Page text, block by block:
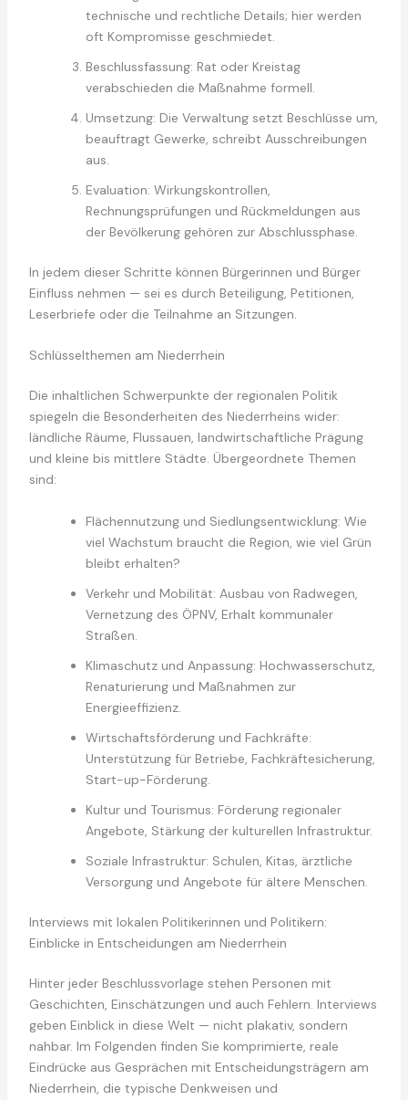
technische und rechtliche Details; hier werden
oft Kompromisse geschmiedet.
Beschlussfassung: Rat oder Kreistag
verabschieden die Maßnahme formell.
Umsetzung: Die Verwaltung setzt Beschlüsse um,
beauftragt Gewerke, schreibt Ausschreibungen
aus.
Evaluation: Wirkungskontrollen,
Rechnungsprüfungen und Rückmeldungen aus
der Bevölkerung gehören zur Abschlussphase.
In jedem dieser Schritte können Bürgerinnen und Bürger
Einfluss nehmen — sei es durch Beteiligung, Petitionen,
Leserbriefe oder die Teilnahme an Sitzungen.
Schlüsselthemen am Niederrhein
Die inhaltlichen Schwerpunkte der regionalen Politik
spiegeln die Besonderheiten des Niederrheins wider:
ländliche Räume, Flussauen, landwirtschaftliche Prägung
und kleine bis mittlere Städte. Übergeordnete Themen
sind:
Flächennutzung und Siedlungsentwicklung: Wie
viel Wachstum braucht die Region, wie viel Grün
bleibt erhalten?
Verkehr und Mobilität: Ausbau von Radwegen,
Vernetzung des ÖPNV, Erhalt kommunaler
Straßen.
Klimaschutz und Anpassung: Hochwasserschutz,
Renaturierung und Maßnahmen zur
Energieeffizienz.
Wirtschaftsförderung und Fachkräfte:
Unterstützung für Betriebe, Fachkräftesicherung,
Start-up-Förderung.
Kultur und Tourismus: Förderung regionaler
Angebote, Stärkung der kulturellen Infrastruktur.
Soziale Infrastruktur: Schulen, Kitas, ärztliche
Versorgung und Angebote für ältere Menschen.
Interviews mit lokalen Politikerinnen und Politikern:
Einblicke in Entscheidungen am Niederrhein
Hinter jeder Beschlussvorlage stehen Personen mit
Geschichten, Einschätzungen und auch Fehlern. Interviews
geben Einblick in diese Welt — nicht plakativ, sondern
nahbar. Im Folgenden finden Sie komprimierte, reale
Eindrücke aus Gesprächen mit Entscheidungsträgern am
Niederrhein, die typische Denkweisen und